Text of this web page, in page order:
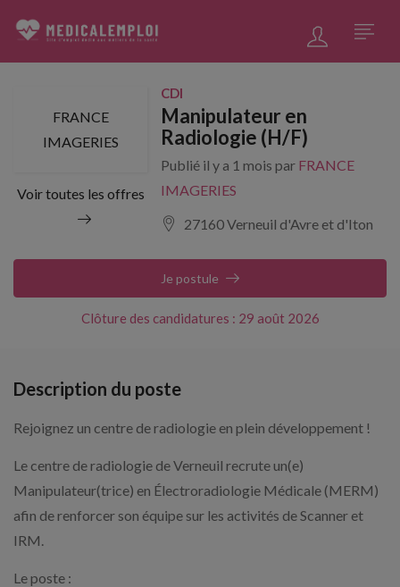
FRANCE
IMAGERIES
Voir toutes les offres
CDI
Manipulateur en
Radiologie (H/F)
Publié il y a 1 mois par FRANCE
IMAGERIES
27160 Verneuil d'Avre et d'Iton
Clôture des candidatures : 29 août 2026
Je postule
Description du poste
Rejoignez un centre de radiologie en plein développement !
Le centre de radiologie de Verneuil recrute un(e)
Manipulateur(trice) en Électroradiologie Médicale (MERM)
afin de renforcer son équipe sur les activités de Scanner et
IRM.
Le poste :